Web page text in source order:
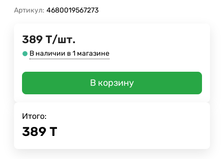
Артикул: 4680019567273
389 Т/шт.
В наличии в 1 магазине
В корзину
Итого:
389 Т